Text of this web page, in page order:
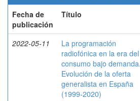
Fecha de
publicación
Título
2022-05-11
La programación
radiofónica en la era del
consumo bajo demanda.
Evolución de la oferta
generalista en España
(1999-2020)